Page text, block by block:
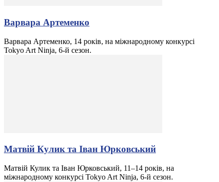
Варвара Артеменко
Варвара Артеменко, 14 років, на міжнародному конкурсі
Tokyo Art Ninja, 6-й сезон.
Матвій Кулик та Іван Юрковський
Матвій Кулик та Іван Юрковський, 11–14 років, на
міжнародному конкурсі Tokyo Art Ninja, 6-й сезон.